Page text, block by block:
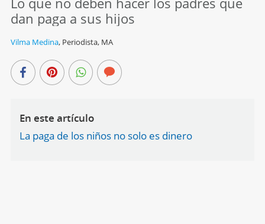
dan paga a sus hijos
Vilma Medina, Periodista, MA
En este artículo
La paga de los niños no solo es dinero